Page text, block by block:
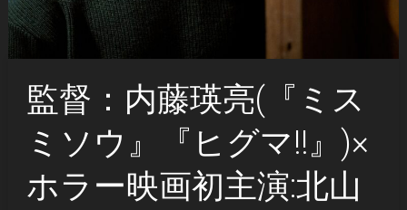
監督：内藤瑛亮(『ミス
ミソウ』『ヒグマ!!』)×
ホラー映画初主演:北山